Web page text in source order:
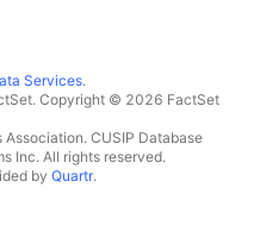
Services.
Copyright © 2026 FactSet
CUSIP Database
Inc. All rights reserved.
by Quartr.